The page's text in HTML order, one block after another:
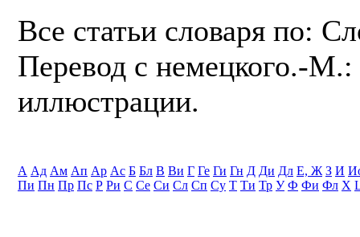
Все статьи словаря по:
Перевод с немецкого.-
иллюстрации.
А Ад Ам Ап Ар Ас Б Бл В Ви Г Ге Ги Гн Д Ди Дл Е, Ж З И
Пи Пн Пр Пс Р Ри С Се Си Сл Сп Су Т Ти Тр У Ф Фи Фл Х